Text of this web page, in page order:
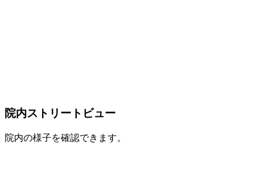
院内ストリートビュー
院内の様子を確認できます。